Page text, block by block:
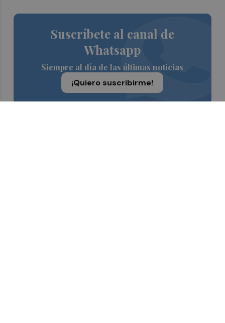
Suscríbete al canal de
Whatsapp
Siempre al día de las últimas noticias
¡Quiero suscribirme!